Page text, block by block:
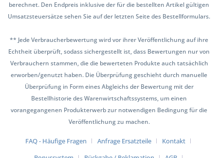
berechnet. Den Endpreis inklusive der für die bestellten Artikel gültigen
Umsatzsteuersätze sehen Sie auf der letzten Seite des Bestellformulars.
** Jede Verbraucherbewertung wird vor ihrer Veröffentlichung auf ihre
Echtheit überprüft, sodass sichergestellt ist, dass Bewertungen nur von
Verbrauchern stammen, die die bewerteten Produkte auch tatsächlich
erworben/genutzt haben. Die Überprüfung geschieht durch manuelle
Überprüfung in Form eines Abgleichs der Bewertung mit der
Bestellhistorie des Warenwirtschaftssystems, um einen
vorangegangenen Produkterwerb zur notwendigen Bedingung für die
Veröffentlichung zu machen.
FAQ - Häufige Fragen Anfrage Ersatzteile
Kontakt